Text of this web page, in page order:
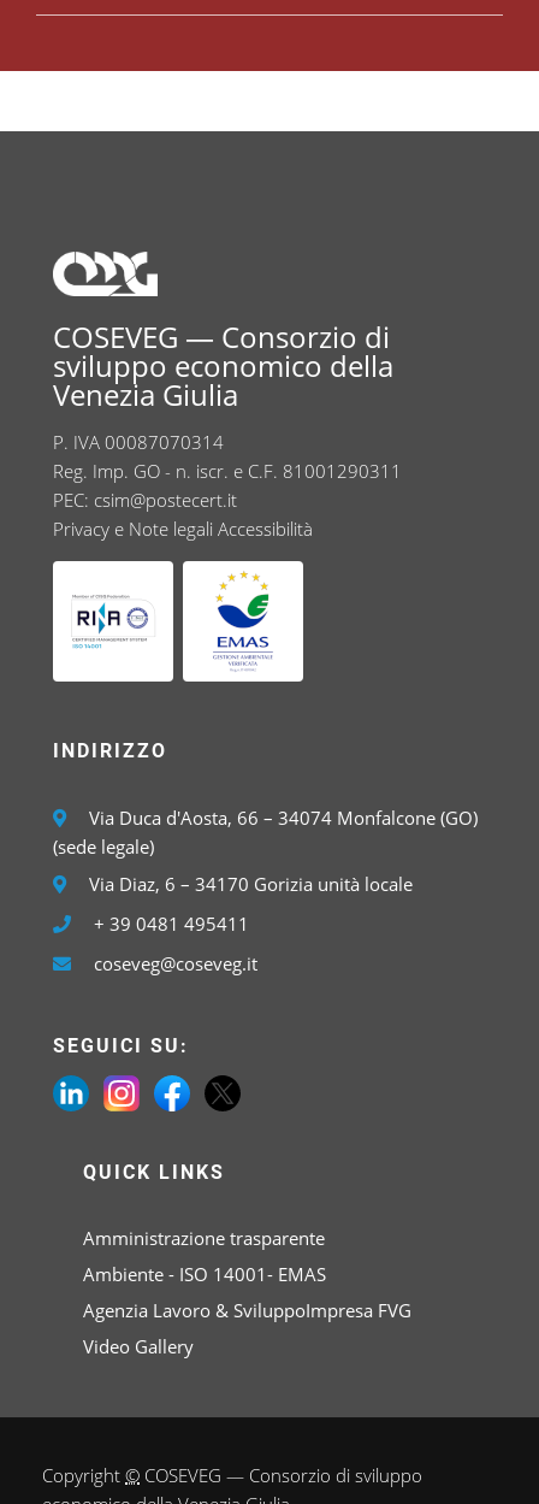
COSEVEG — Consorzio di
sviluppo economico della
Venezia Giulia
P. IVA 00087070314
Reg. Imp. GO - n. iscr. e C.F. 81001290311
PEC: csim@postecert.it
Privacy e Note legali Accessibilità
INDIRIZZO
Via Duca d'Aosta, 66 – 34074 Monfalcone (GO)
(sede legale)
Via Diaz, 6 – 34170 Gorizia unità locale
+ 39 0481 495411
coseveg@coseveg.it
SEGUICI SU:
QUICK LINKS
Amministrazione trasparente
Ambiente - ISO 14001- EMAS
Agenzia Lavoro & SviluppoImpresa FVG
Video Gallery
Copyright © COSEVEG — Consorzio di sviluppo